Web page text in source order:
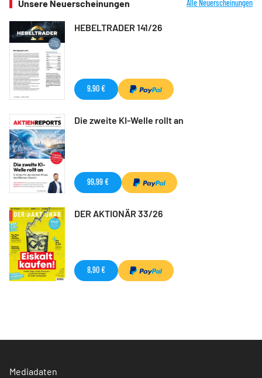
Unsere Neuerscheinungen Alle Neuerscheinungen
HEBELTRADER 141/26
9,90 €
Die zweite KI-Welle rollt an
99,99 €
DER AKTIONÄR 33/26
8,90 €
Mediadaten